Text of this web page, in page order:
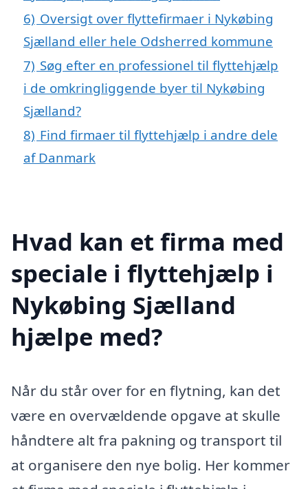
6) Oversigt over flyttefirmaer i Nykøbing
Sjælland eller hele Odsherred kommune
7) Søg efter en professionel til flyttehjælp
i de omkringliggende byer til Nykøbing
Sjælland?
8) Find firmaer til flyttehjælp i andre dele
af Danmark
Hvad kan et firma med
speciale i flyttehjælp i
Nykøbing Sjælland
hjælpe med?
Når du står over for en flytning, kan det
være en overvældende opgave at skulle
håndtere alt fra pakning og transport til
at organisere den nye bolig. Her kommer